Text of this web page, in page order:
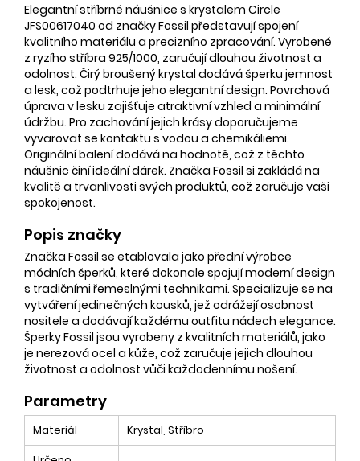
Elegantní stříbrné náušnice s krystalem Circle
JFS00617040 od značky Fossil představují spojení
kvalitního materiálu a precizního zpracování. Vyrobené
z ryzího stříbra 925/1000, zaručují dlouhou životnost a
odolnost. Čirý broušený krystal dodává šperku jemnost
a lesk, což podtrhuje jeho elegantní design. Povrchová
úprava v lesku zajišťuje atraktivní vzhled a minimální
údržbu. Pro zachování jejich krásy doporučujeme
vyvarovat se kontaktu s vodou a chemikáliemi.
Originální balení dodává na hodnotě, což z těchto
náušnic činí ideální dárek. Značka Fossil si zakládá na
kvalitě a trvanlivosti svých produktů, což zaručuje vaši
spokojenost.
Popis značky
Značka Fossil se etablovala jako přední výrobce
módních šperků, které dokonale spojují moderní design
s tradičními řemeslnými technikami. Specializuje se na
vytváření jedinečných kousků, jež odrážejí osobnost
nositele a dodávají každému outfitu nádech elegance.
Šperky Fossil jsou vyrobeny z kvalitních materiálů, jako
je nerezová ocel a kůže, což zaručuje jejich dlouhou
životnost a odolnost vůči každodennímu nošení.
Parametry
Materiál
Krystal, Stříbro